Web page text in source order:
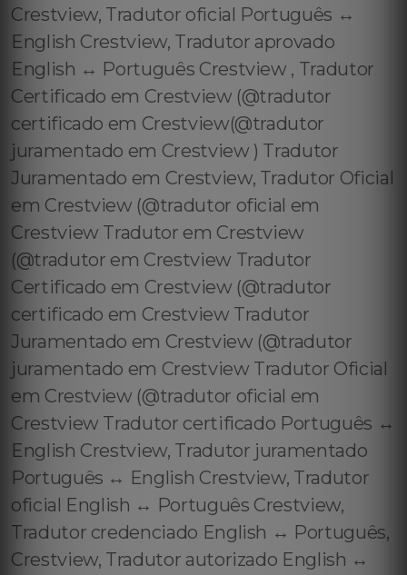
Crestview, Tradutor oficial Português ↔️
English Crestview, Tradutor aprovado
English ↔️ Português Crestview , Tradutor
Certificado em Crestview (@tradutor
certificado em Crestview(@tradutor
juramentado em Crestview ) Tradutor
Juramentado em Crestview, Tradutor Oficial
em Crestview (@tradutor oficial em
Crestview Tradutor em Crestview
(@tradutor em Crestview Tradutor
Certificado em Crestview (@tradutor
certificado em Crestview Tradutor
Juramentado em Crestview (@tradutor
juramentado em Crestview Tradutor Oficial
em Crestview (@tradutor oficial em
Crestview Tradutor certificado Português ↔️
English Crestview, Tradutor juramentado
Português ↔️ English Crestview, Tradutor
oficial English ↔️ Português Crestview,
Tradutor credenciado English ↔️ Português,
Crestview, Tradutor autorizado English ↔️